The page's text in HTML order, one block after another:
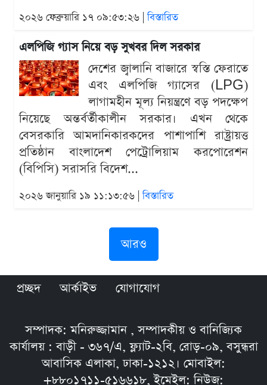
২০২৬ ফেব্রুয়ারি ১৭ ০৯:৫৩:২৬ |বিস্তারিত
এলপিজি গ্যাস নিয়ে বড় সুখবর দিল সরকার
দেশের জ্বালানি বাজারে স্বস্তি ফেরাতে
এবং এলপিজি গ্যাসের (LPG)
লাগামহীন মূল্য নিয়ন্ত্রণে বড় পদক্ষেপ
নিয়েছে অন্তর্বর্তীকালীন সরকার। এখন থেকে
বেসরকারি আমদানিকারকদের পাশাপাশি রাষ্ট্রায়ত্ত
প্রতিষ্ঠান বাংলাদেশ পেট্রোলিয়াম করপোরেশন
(বিপিসি) সরাসরি বিদেশ...
২০২৬ জানুয়ারি ১৯ ১১:১৩:৫৬ |বিস্তারিত
আরও
প্রচ্ছদ আর্কাইভ যোগাযোগ
সম্পাদক: মনিরুজ্জামান , সম্পাদকীয় ও বানিজ্যিক
কার্যালয় : বাড়ী - ৩৬৭/এ, ফ্ল্যাট-২বি, রোড়-০৯, বসুন্ধরা
আবাসিক এলাকা, ঢাকা-১২১২। মোবাইল:
+৮৮০১৭১১-৫১৬৬১৮, ইমেইল: নিউজ: